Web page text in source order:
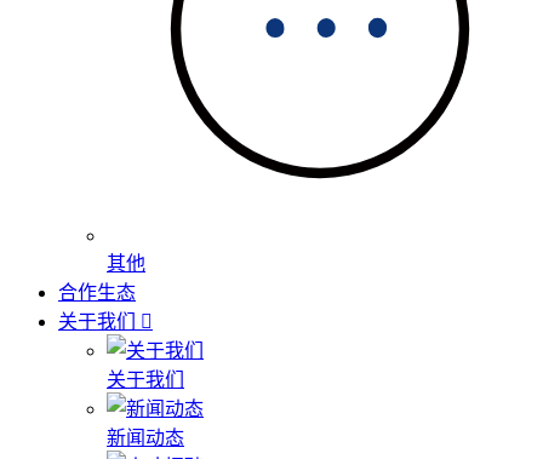
其他
合作生态
关于我们
关于我们
新闻动态